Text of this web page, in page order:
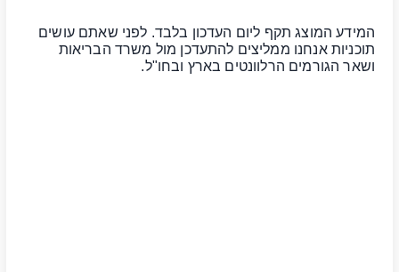
המידע המוצג תקף ליום העדכון בלבד. לפני שאתם עושים
תוכניות אנחנו ממליצים להתעדכן מול משרד הבריאות
ושאר הגורמים הרלוונטים בארץ ובחו"ל.